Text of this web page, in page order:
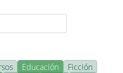
Educación
Ficción